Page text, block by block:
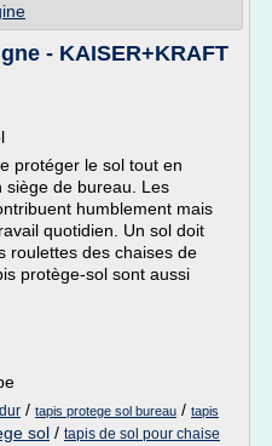
- KAISER+KRAFT
protéger le sol tout en
siège de bureau. Les
humblement mais
quotidien. Un sol doit
roulettes des chaises de
protège-sol sont aussi
/ tapis protege sol bureau / tapis
sol / tapis de sol pour chaise